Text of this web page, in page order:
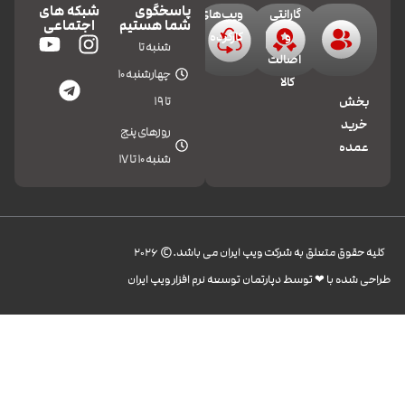
بخش
خرید
عمده
گارانتی
و
اصالت
کالا
ویپ‌های
کارکرده
پاسخگوی
شما هستیم
شنبه تا
چهارشنبه 10
تا 19
روزهای پنج
شنبه 10 تا 17
شبکه های
اجتماعی
کليه حقوق متعلق به شرکت ویپ ایران می باشد.© 2026
طراحی شده با ❤︎ توسط دپارتمان توسعه نرم افزار ویپ ایران